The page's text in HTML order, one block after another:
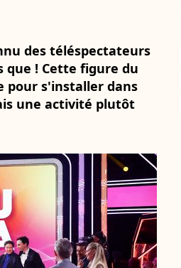
des téléspectateurs
que ! Cette figure du
pour s'installer dans
une activité plutôt